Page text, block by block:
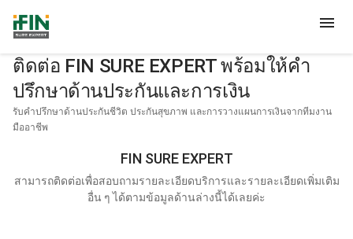
menu
ติดต่อ FIN SURE EXPERT พร้อมให้คำ
ปรึกษาด้านประกันและการเงิน
รับคำปรึกษาด้านประกันชีวิต ประกันสุขภาพ และการวางแผนการเงินจากทีมงาน
มืออาชีพ
FIN SURE EXPERT
สามารถติดต่อเพื่อสอบถามรายละเอียดบริการและรายละเอียดเพิ่มเติม
อื่น ๆ ได้ตามข้อมูลด้านล่างนี้ได้เลยค่ะ